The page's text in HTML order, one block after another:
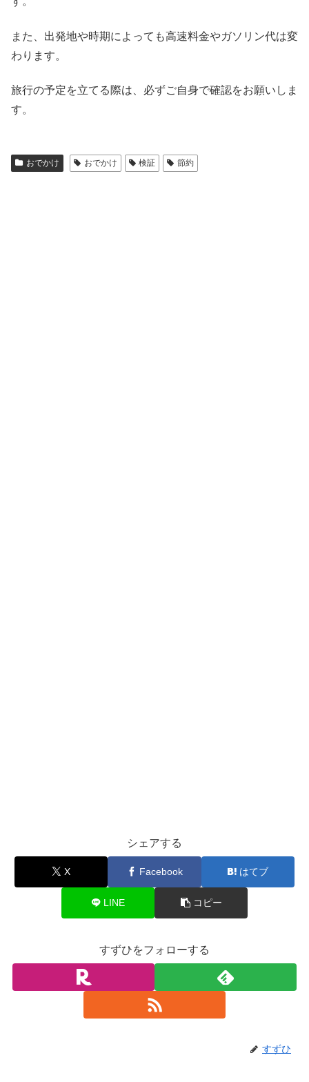
また、出発地や時期によっても高速料金やガソリン代は変
わります。
旅行の予定を立てる際は、必ずご自身で確認をお願いしま
す。
おでかけ おでかけ 検証 節約
シェアする
X Facebook はてブ
LINE コピー
すずひをフォローする
すずひ